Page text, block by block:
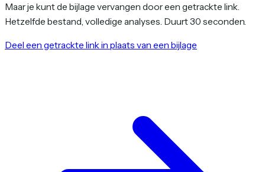
Maar je kunt de bijlage vervangen door een getrackte link.
Hetzelfde bestand, volledige analyses. Duurt 30 seconden.
Deel een getrackte link in plaats van een bijlage